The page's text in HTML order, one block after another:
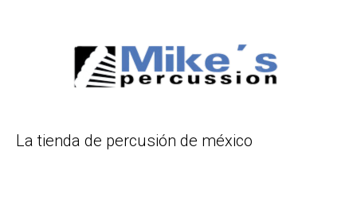
La tienda de percusión de méxico